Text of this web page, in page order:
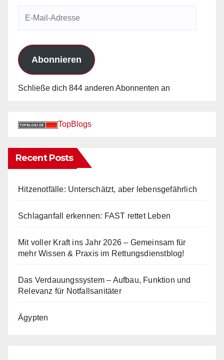
Abonnieren
Schließe dich 844 anderen Abonnenten an
TopBlogs
Recent Posts
Hitzenotfälle: Unterschätzt, aber lebensgefährlich
Schlaganfall erkennen: FAST rettet Leben
Mit voller Kraft ins Jahr 2026 – Gemeinsam für
mehr Wissen & Praxis im Rettungsdienstblog!
Das Verdauungssystem – Aufbau, Funktion und
Relevanz für Notfallsanitäter
Ägypten